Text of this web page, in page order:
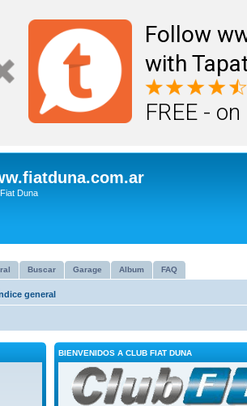
Follow
with
FREE -
Duna
Buscar Garage Album FAQ
general
BIENVENIDOS A CLUB FIAT DUNA